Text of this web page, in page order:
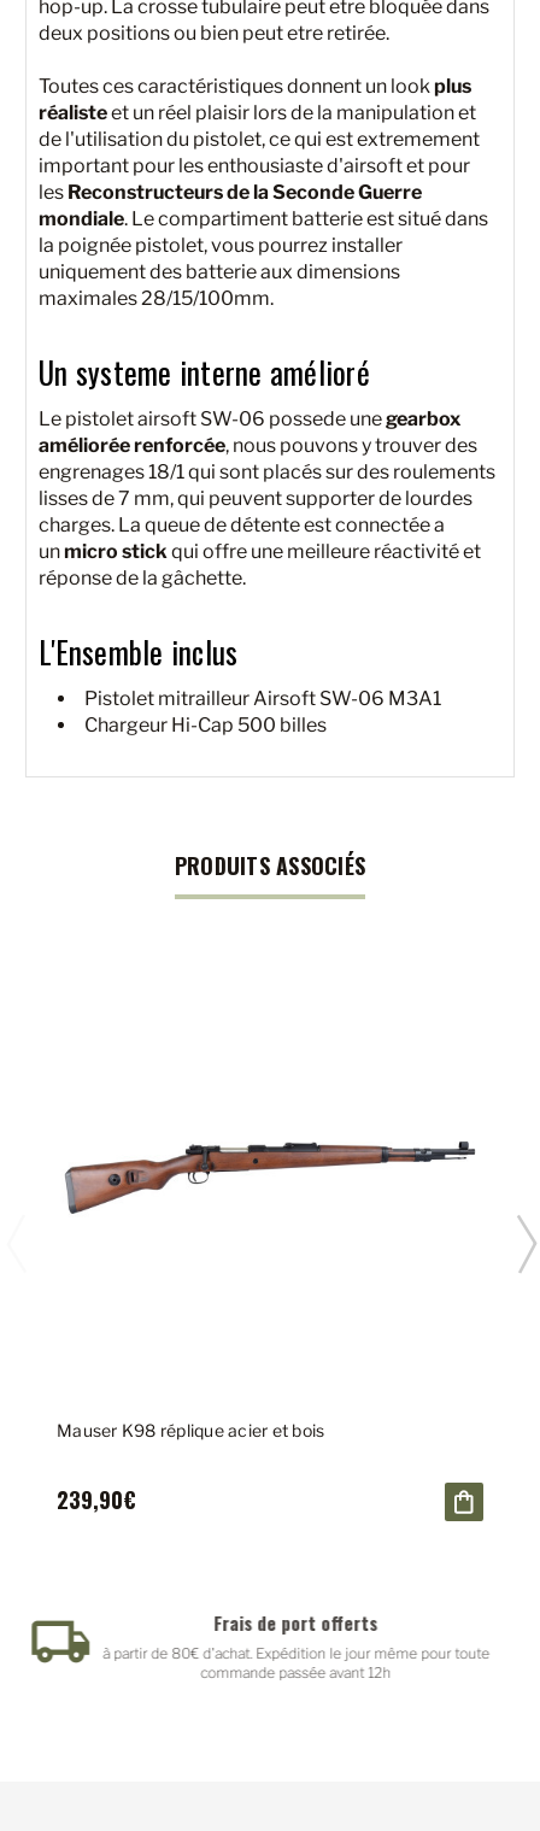
hop-up. La crosse tubulaire peut etre bloquée dans
deux positions ou bien peut etre retirée.
Toutes ces caractéristiques donnent un look plus
réalisteet un réel plaisir lors de la manipulation et
de l'utilisation du pistolet, ce qui est extremement
important pour les enthousiaste d'airsoft et pour
les Reconstructeurs de la Seconde Guerre
mondiale. Le compartiment batterie est situé dans
la poignée pistolet, vous pourrez installer
uniquement des batterie aux dimensions
maximales 28/15/100mm.
Un systeme interne amélioré
Le pistolet airsoft SW-06 possede unegearbox
améliorée renforcée, nous pouvons y trouver des
engrenages 18/1 qui sont placés sur des roulements
lisses de 7 mm, qui peuvent supporter de lourdes
charges. La queue de détente est connectée a
unmicro stick qui offre une meilleure réactivité et
réponse de la gâchette.
L'Ensemble inclus
Pistolet mitrailleur Airsoft SW-06 M3A1
Chargeur Hi-Cap 500 billes
PRODUITS ASSOCIÉS
Mauser K98 réplique acier et bois
239,90€
toute
Paiement sécurisé
Paypal - PayPlug